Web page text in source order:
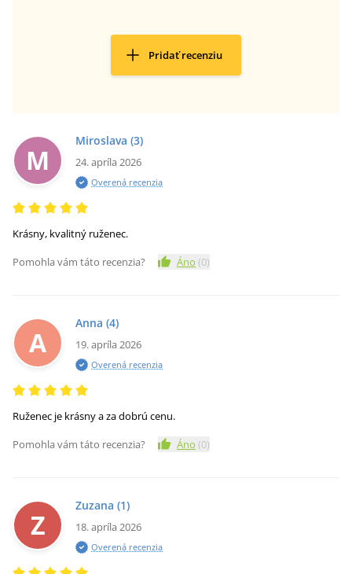
Pridať recenziu
M
Miroslava (3)
24. apríla 2026
Overená recenzia
Krásny, kvalitný ruženec.
Pomohla vám táto recenzia?
Áno (0)
A
Anna (4)
19. apríla 2026
Overená recenzia
Ruženec je krásny a za dobrú cenu.
Pomohla vám táto recenzia?
Áno (0)
Z
Zuzana (1)
18. apríla 2026
Overená recenzia